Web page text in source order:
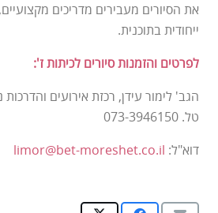
את הסיורים מעבירים מדריכים
ייחודית בתוכנית.
לפרטים והזמנות סיורים לכיתות ז':
טל. 073-3946150
דוא"ל: limor@bet-moreshet.co.il